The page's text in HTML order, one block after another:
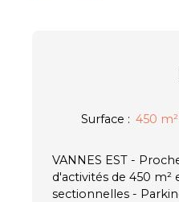
Surface : 450 m²
VANNES EST -
d'activités de 450
sectionnelles -